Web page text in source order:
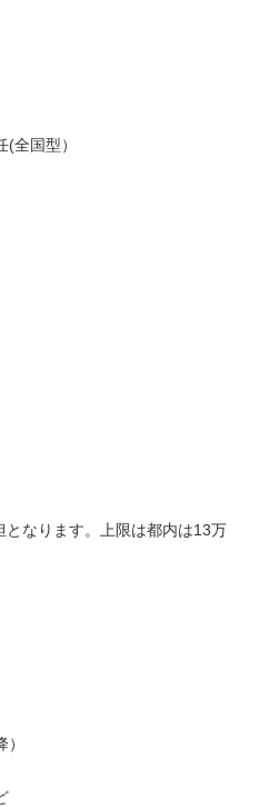
全国型）
となります。上限は都内は13万